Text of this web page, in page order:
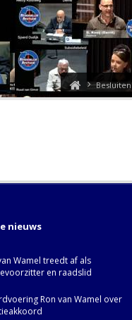
nieuws
Wamel treedt af als
en raadslid
Ron van Wamel over